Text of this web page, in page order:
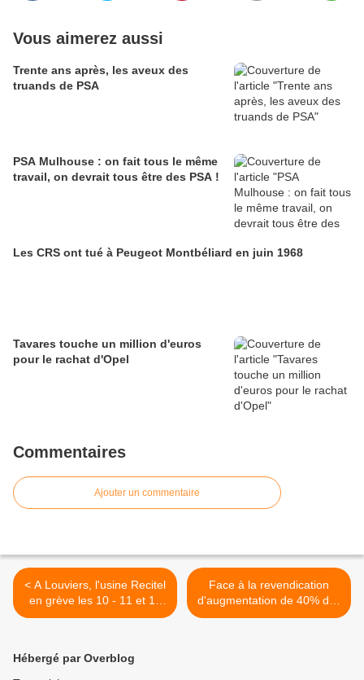
Vous aimerez aussi
Trente ans après, les aveux des
truands de PSA
PSA Mulhouse : on fait tous le même
travail, on devrait tous être des PSA !
Les CRS ont tué à Peugeot Montbéliard en juin 1968
Tavares touche un million d'euros
pour le rachat d'Opel
Commentaires
Ajouter un commentaire
< A Louviers, l'usine Recitel
en grève les 10 - 11 et 12
avril
Face à la revendication
d'augmentation de 40% des
salaires, Renault Dacia
Hébergé par Overblog